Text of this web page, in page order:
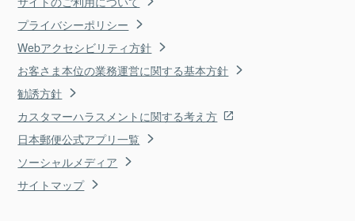
プライバシーポリシー
Webアクセシビリティ方針
お客さま本位の業務運営に関する基本方針
勧誘方針
カスタマーハラスメントに関する考え方
日本郵便公式アプリ一覧
ソーシャルメディア
サイトマップ